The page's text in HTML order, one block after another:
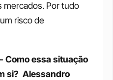
mercados. Por tudo
risco de
Como essa situação
si? Alessandro